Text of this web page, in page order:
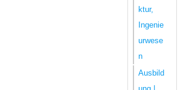
ktur,
Ingenie
urwese
n
Ausbild